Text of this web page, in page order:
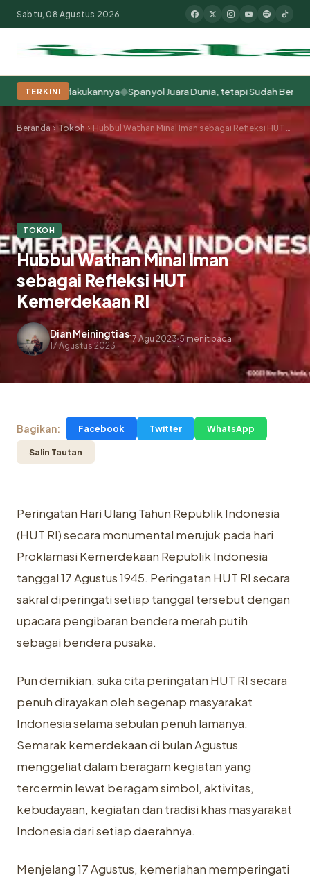
Populer:Moderasi BeragamaKhutbah JumatPesantrenTokoh
Sabtu, 08 Agustus 2026
TERKINI ◆Spanyol Juara Dunia, tetapi Sudah Berabad-
Beranda Tokoh Hubbul Wathan Minal Iman sebagai Refleksi HUT Kemerdekaan RI
TOKOH
Hubbul Wathan Minal Iman
sebagai Refleksi HUT
Kemerdekaan RI
Dian Meiningtias
17 Agustus 2023
17 Agu 2023.5 menit baca
Bagikan: Facebook Twitter WhatsApp
Salin Tautan
Peringatan Hari Ulang Tahun Republik Indonesia
(HUT RI) secara monumental merujuk pada hari
Proklamasi Kemerdekaan Republik Indonesia
tanggal 17 Agustus 1945. Peringatan HUT RI secara
sakral diperingati setiap tanggal tersebut dengan
upacara pengibaran bendera merah putih
sebagai bendera pusaka.
Pun demikian, suka cita peringatan HUT RI secara
penuh dirayakan oleh segenap masyarakat
Indonesia selama sebulan penuh lamanya.
Semarak kemerdekaan di bulan Agustus
menggeliat dalam beragam kegiatan yang
tercermin lewat beragam simbol, aktivitas,
kebudayaan, kegiatan dan tradisi khas masyarakat
Indonesia dari setiap daerahnya.
Menjelang 17 Agustus, kemeriahan memperingati